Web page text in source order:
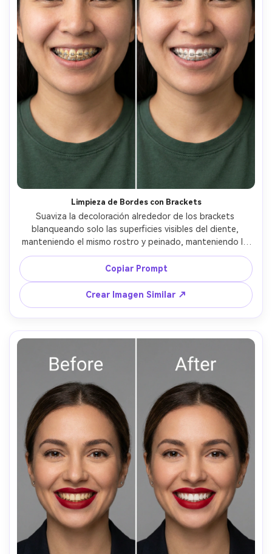
Limpieza de Bordes con Brackets
Suaviza la decoloración alrededor de los brackets
blanqueando solo las superficies visibles del diente,
manteniendo el mismo rostro y peinado, manteniendo la
misma pose, preservando el detalle del bracket metálico y
la iluminación original, no cambies labios ni tono de piel --
ar 4:5
Copiar Prompt
Crear Imagen Similar ↗